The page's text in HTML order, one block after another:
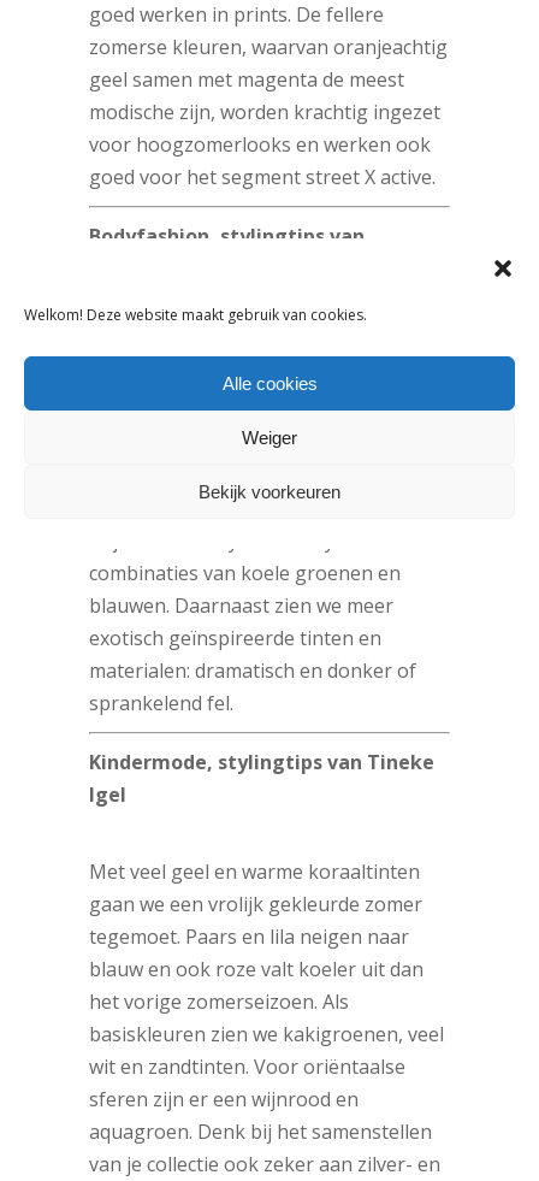
Welkom! Deze website maakt gebruik van cookies.
Alle cookies
Weiger
Bekijk voorkeuren
goed werken in prints. De fellere
zomerse kleuren, waarvan oranjeachtig
geel samen met magenta de meest
modische zijn, worden krachtig ingezet
voor hoogzomerlooks en werken ook
goed voor het segment street X active.
Bodyfashion, stylingtips van
‘Intimate’ items die ogen als juwelen,
haute couturesferen en luxe materialen
met een zijden touch en gedetailleerd
neutralen. Sport is nog steeds de grote
combinaties van koele groenen en
blauwen. Daarnaast zien we meer
exotisch geïnspireerde tinten en
materialen: dramatisch en donker of
sprankelend fel.
Kindermode, stylingtips van Tineke
Igel
Met veel geel en warme koraaltinten
gaan we een vrolijk gekleurde zomer
tegemoet. Paars en lila neigen naar
blauw en ook roze valt koeler uit dan
het vorige zomerseizoen. Als
basiskleuren zien we kakigroenen, veel
wit en zandtinten. Voor oriëntaalse
sferen zijn er een wijnrood en
aquagroen. Denk bij het samenstellen
van je collectie ook zeker aan zilver- en